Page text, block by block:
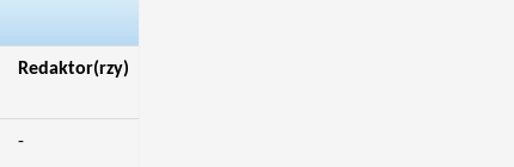
Redaktor(rzy)
-